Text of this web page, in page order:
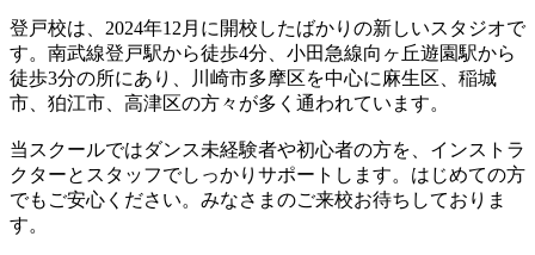
登戸校は、2024年12月に開校したばかりの新しいスタジオで
す。南武線登戸駅から徒歩4分、小田急線向ヶ丘遊園駅から
徒歩3分の所にあり、川崎市多摩区を中心に麻生区、稲城
市、狛江市、高津区の方々が多く通われています。
当スクールではダンス未経験者や初心者の方を、インストラ
クターとスタッフでしっかりサポートします。はじめての方
でもご安心ください。みなさまのご来校お待ちしておりま
す。